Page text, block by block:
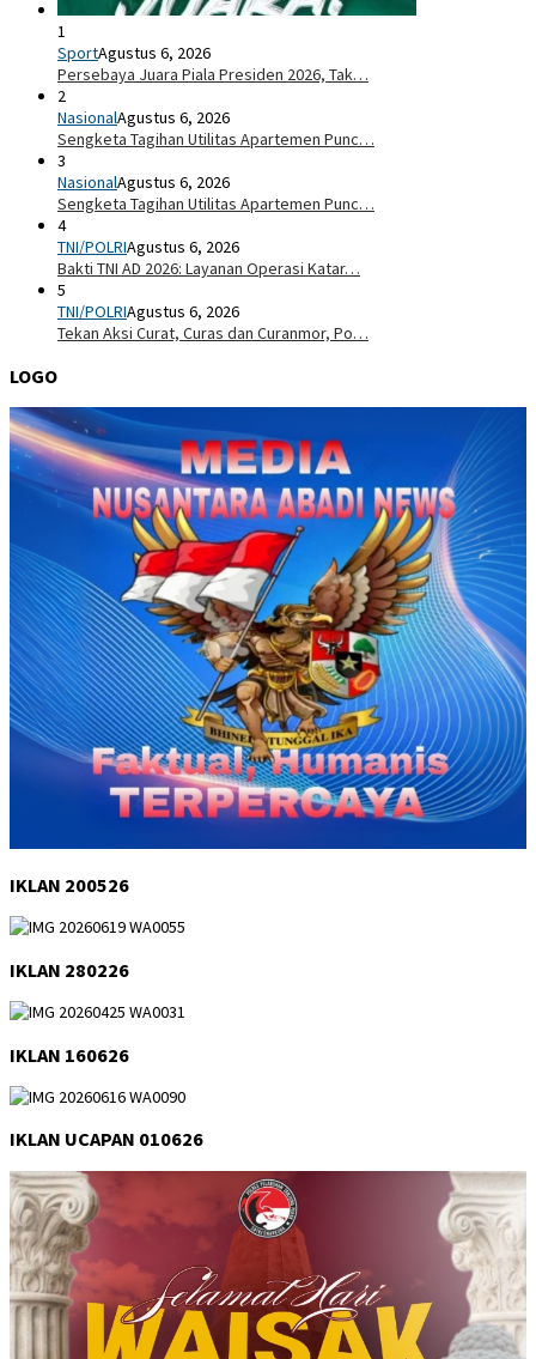
1
SportAgustus 6, 2026
Persebaya Juara Piala Presiden 2026, Tak…
2
NasionalAgustus 6, 2026
Sengketa Tagihan Utilitas Apartemen Punc…
3
NasionalAgustus 6, 2026
Sengketa Tagihan Utilitas Apartemen Punc…
4
TNI/POLRIAgustus 6, 2026
Bakti TNI AD 2026: Layanan Operasi Katar…
5
TNI/POLRIAgustus 6, 2026
Tekan Aksi Curat, Curas dan Curanmor, Po…
LOGO
IKLAN 200526
IKLAN 280226
IKLAN 160626
IKLAN UCAPAN 010626